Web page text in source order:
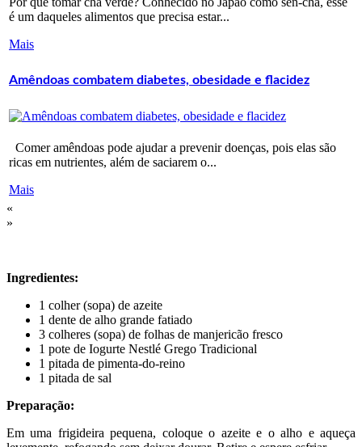
é um daqueles alimentos que precisa estar...
Mais
Amêndoas combatem diabetes, obesidade e flacidez
Comer amêndoas pode ajudar a prevenir doenças, pois elas são
ricas em nutrientes, além de saciarem o...
Mais
«
»
Ingredientes:
1 colher (sopa) de azeite
1 dente de alho grande fatiado
3 colheres (sopa) de folhas de manjericão fresco
1 pote de Iogurte Nestlé Grego Tradicional
1 pitada de pimenta-do-reino
1 pitada de sal
Preparação:
Em uma frigideira pequena, coloque o azeite e o alho e aqueça